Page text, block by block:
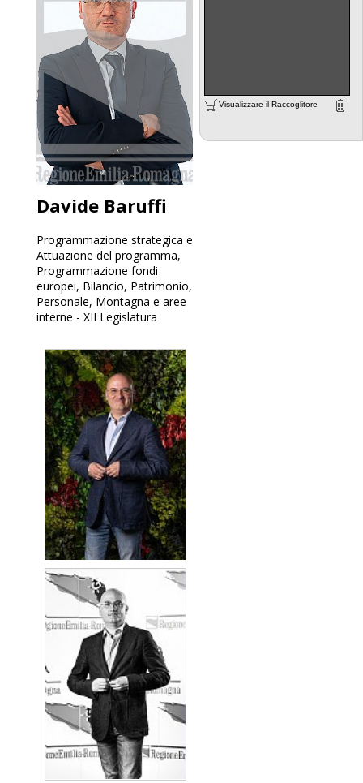
Davide Baruffi
Programmazione strategica e
Attuazione del programma,
Programmazione fondi
europei, Bilancio, Patrimonio,
Personale, Montagna e aree
interne - XII Legislatura
Visualizzare il Raccoglitore